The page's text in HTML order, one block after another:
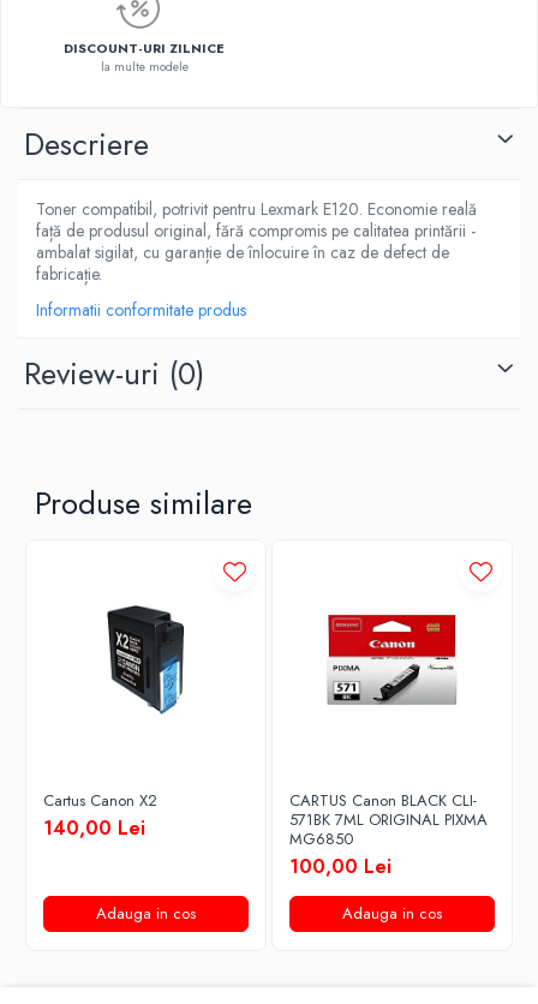
DISCOUNT-URI ZILNICE
la multe modele
Descriere
Toner compatibil, potrivit pentru Lexmark E120. Economie reală
față de produsul original, fără compromis pe calitatea printării -
ambalat sigilat, cu garanție de înlocuire în caz de defect de
fabricație.
Informatii conformitate produs
Review-uri (0)
Produse similare
Cartus Canon X2
140,00 Lei
Adauga in cos
CARTUS Canon BLACK CLI-
571BK 7ML ORIGINAL PIXMA
MG6850
100,00 Lei
Adauga in cos